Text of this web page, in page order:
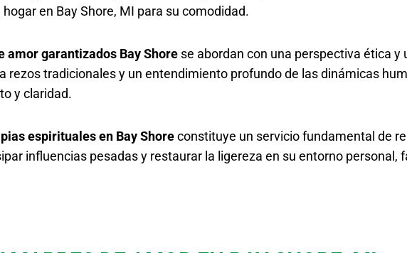
en Bay Shore, MI para su comodidad.
amor garantizados Bay Shore se abordan con una perspectiva ética y
rezos tradicionales y un entendimiento profundo de las dinámicas
y claridad.
espirituales en Bay Shoreconstituye un servicio fundamental de
influencias pesadas y restaurar la ligereza en su entorno personal,